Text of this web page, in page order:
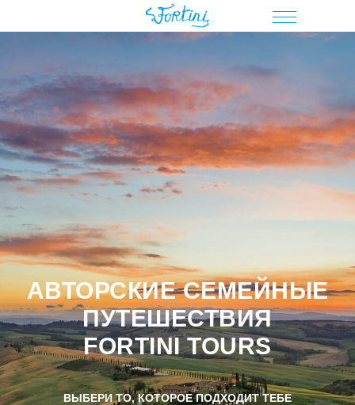
АВТОРСКИЕ СЕМЕЙНЫЕ
ПУТЕШЕСТВИЯ
FORTINI TOURS
ВЫБЕРИ ТО, КОТОРОЕ ПОДХОДИТ ТЕБЕ